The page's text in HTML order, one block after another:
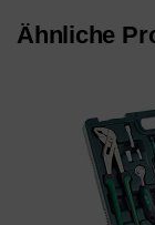
Ähnliche